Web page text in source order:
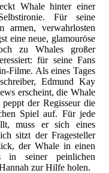
Whale hinter einer
Für seine
armen, verwahrlosten
eine neue, glamouröse
zu Whales großer
für seine Fans
Filme. Als eines Tages
Edmund Kay
erscheint, die Whale
der Regisseur die
Spiel auf. Für jede
muss er sich eines
sitzt der Fragesteller
der Whale in einen
in seiner peinlichen
zur Hilfe holen.